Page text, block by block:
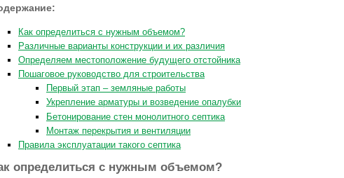
Как определиться с нужным объемом?
Различные варианты конструкции и их различия
Определяем местоположение будущего отстойника
Пошаговое руководство для строительства
Первый этап – земляные работы
Укрепление арматуры и возведение опалубки
Бетонирование стен монолитного септика
Монтаж перекрытия и вентиляции
Правила эксплуатации такого септика
определиться с нужным объемом?